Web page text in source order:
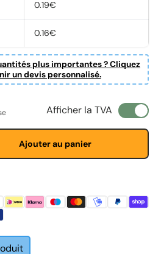
0.19€
0.16€
plus importantes ? Cliquez
un devis personnalisé.
Afficher la TVA
Ajouter au panier